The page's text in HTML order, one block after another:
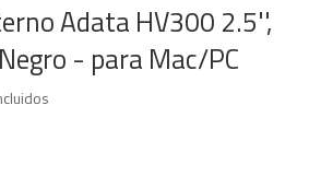
Adata HV300 2.5'',
- para Mac/PC